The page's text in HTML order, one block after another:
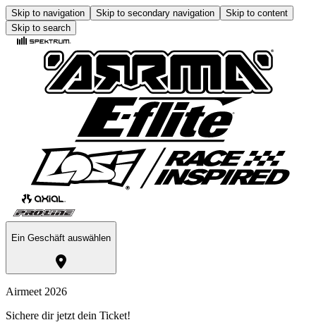
Skip to navigation Skip to secondary navigation
Skip to content
Skip to search
Ein Geschäft auswählen
Airmeet 2026
Sichere dir jetzt dein Ticket!